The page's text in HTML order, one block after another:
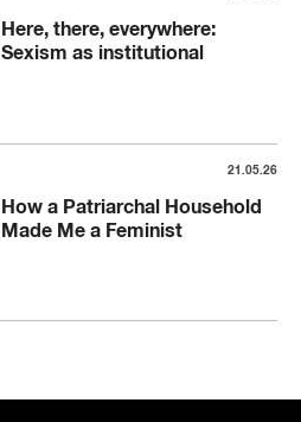
Here, there, everywhere:
Sexism as institutional
21.05.26
How a Patriarchal Household
Made Me a Feminist